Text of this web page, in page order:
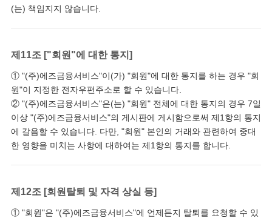
(는) 책임지지 않습니다.
제11조 ["회원"에 대한 통지]
① "(주)에즈금융서비스"이(가) "회원"에 대한 통지를 하는 경우 "회
원"이 지정한 전자우편주소로 할 수 있습니다.
② "(주)에즈금융서비스"은(는) "회원" 전체에 대한 통지의 경우 7일
이상 "(주)에즈금융서비스"의 게시판에 게시함으로써 제1항의 통지
에 갈음할 수 있습니다. 다만, "회원" 본인의 거래와 관련하여 중대
한 영향을 미치는 사항에 대하여는 제1항의 통지를 합니다.
제12조 [회원탈퇴 및 자격 상실 등]
① "회원"은 "(주)에즈금융서비스"에 언제든지 탈퇴를 요청할 수 있